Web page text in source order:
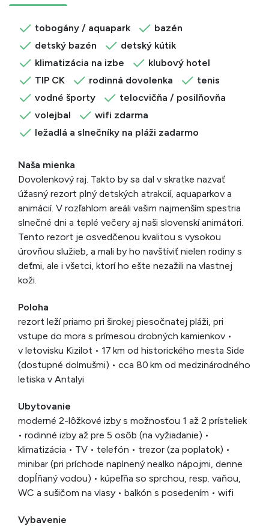
tobogány / aquapark
bazén
detský bazén
detský kútik
klimatizácia na izbe
klubový hotel
TIP CK
rodinná dovolenka
tenis
vodné športy
telocvičňa / posilňovňa
volejbal
wifi zdarma
ležadlá a slnečníky na pláži zadarmo
Naša mienka
Dovolenkový raj. Takto by sa dal v skratke nazvať
úžasný rezort plný detských atrakcií, aquaparkov a
animácií. V rozľahlom areáli vašim najmenším spestria
slnečné dni a teplé večery aj naši slovenskí animátori.
Tento rezort je osvedčenou kvalitou s vysokou
úrovňou služieb, a mali by ho navštíviť nielen rodiny s
deťmi, ale i všetci, ktorí ho ešte nezažili na vlastnej
koži.
Poloha
rezort leží priamo pri širokej piesočnatej pláži, pri
vstupe do mora s prímesou drobných kamienkov •
v letovisku Kizilot • 17 km od historického mesta Side
(dostupné dolmušmi) • cca 80 km od medzinárodného
letiska v Antalyi
Ubytovanie
moderné 2-lôžkové izby s možnosťou 1 až 2 prísteliek
• rodinné izby až pre 5 osôb (na vyžiadanie) •
klimatizácia • TV • telefón • trezor (za poplatok) •
minibar (pri príchode naplnený nealko nápojmi, denne
dopĺňaný vodou) • kúpeľňa so sprchou, resp. vaňou,
WC a sušičom na vlasy • balkón s posedením • wifi
Vybavenie